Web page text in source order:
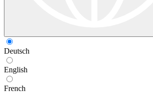
Deutsch
English
French